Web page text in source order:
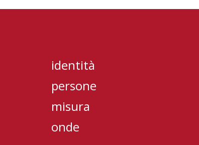
identità
persone
misura
onde